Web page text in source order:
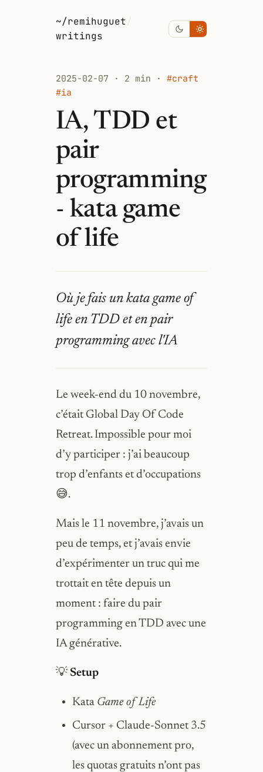
~/remihuguet/
writings
2025-02-07 · 2 min · #craft
#ia
IA, TDD et
pair
programming
- kata game
of life
Où je fais un kata game of
life en TDD et en pair
programming avec l'IA
Le week-end du 10 novembre,
c’était Global Day Of Code
Retreat. Impossible pour moi
d’y participer : j’ai beaucoup
trop d’enfants et d’occupations
😅.
Mais le 11 novembre, j’avais un
peu de temps, et j’avais envie
d’expérimenter un truc qui me
trottait en tête depuis un
moment : faire du pair
programming en TDD avec une
IA générative.
💡 Setup
Kata Game of Life
Cursor + Claude-Sonnet 3.5
(avec un abonnement pro,
les quotas gratuits n’ont pas